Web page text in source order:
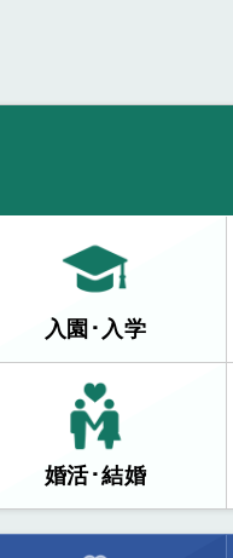
入園･入学
婚活･結婚